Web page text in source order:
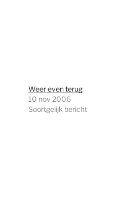
Weer even terug
10 nov 2006
Soortgelijk bericht